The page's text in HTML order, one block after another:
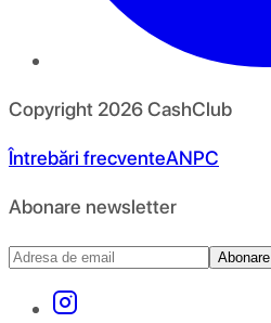
Copyright 2026CashClub
Întrebări frecventeANPC
Abonare newsletter
Abonare